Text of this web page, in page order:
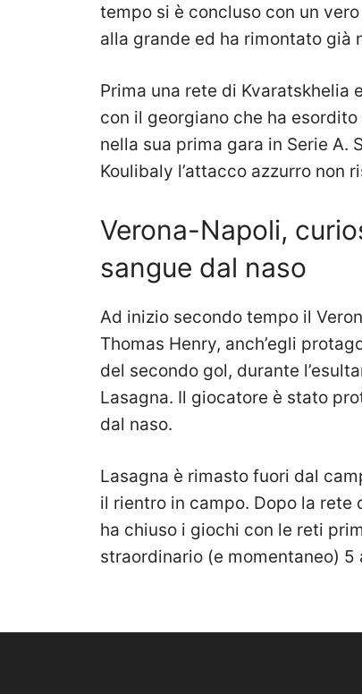
tempo si è concluso con un
alla grande ed ha rimontato già
Prima una rete di Kvaratskhelia
con il georgiano che ha
nella sua prima gara in Serie A.
Koulibaly l’attacco azzurro non
Verona-Napoli,
sangue dal naso
Ad inizio secondo tempo il
Thomas Henry, anch’egli
del secondo gol, durante
Lasagna. Il giocatore è stato
dal naso.
Lasagna è rimasto fuori dal
il rientro in campo. Dopo la
ha chiuso i giochi con le reti
straordinario (e momentaneo) 5